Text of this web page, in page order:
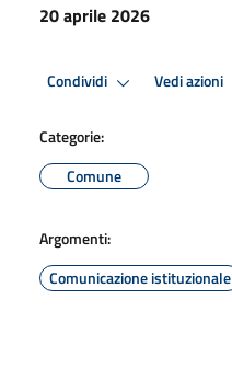
20 aprile 2026
Condividi Vedi azioni
Categorie:
Comune
Argomenti:
Comunicazione istituzionale